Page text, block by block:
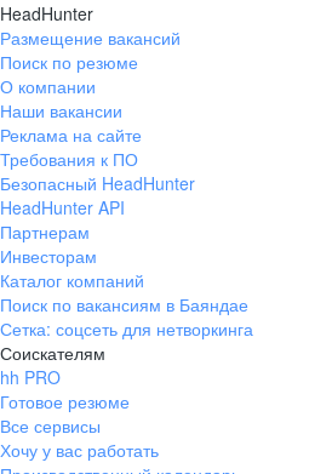
HeadHunter
Размещение вакансий
Поиск по резюме
О компании
Наши вакансии
Реклама на сайте
Требования к ПО
Безопасный HeadHunter
HeadHunter API
Партнерам
Инвесторам
Каталог компаний
Поиск по вакансиям в Баяндае
Сетка: соцсеть для нетворкинга
Соискателям
hh PRO
Готовое резюме
Все сервисы
Хочу у вас работать